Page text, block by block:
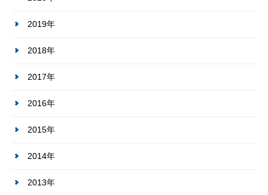
2019年
2018年
2017年
2016年
2015年
2014年
2013年